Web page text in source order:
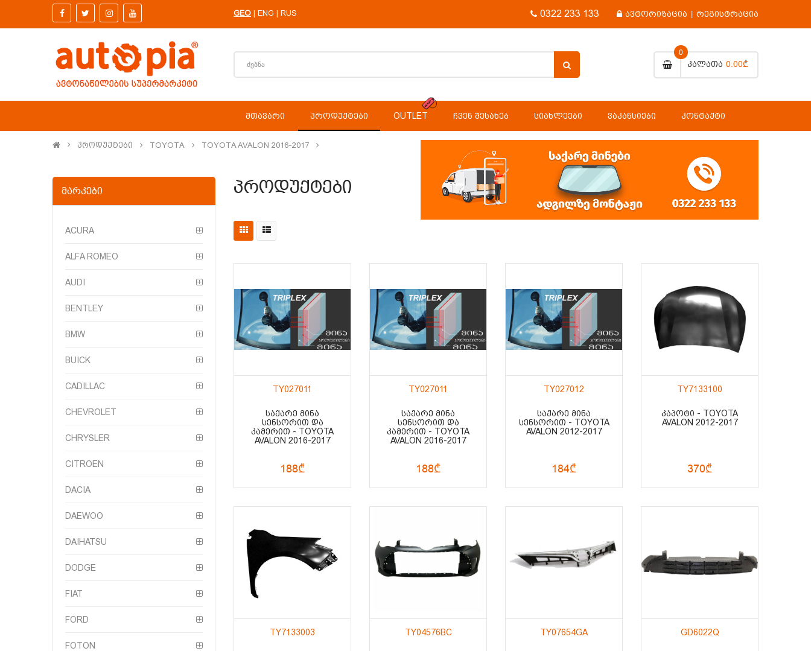
GEO | ENG | RUS 0322 233 133 ავტორიზაცია | რეგისტრაცია
Კალათა
0
0.00₾
ᲛᲗᲐᲕᲐᲠᲘ ᲞᲠᲝᲓᲣᲥᲢᲔᲑᲘ OUTLET ᲩᲕᲔᲜ ᲨᲔᲡᲐᲮᲔᲑ ᲡᲘᲐᲮᲚᲔᲔᲑᲘ ᲕᲐᲙᲐᲜᲡᲘᲔᲑᲘ ᲙᲝᲜᲢᲐᲥᲢᲘ
Პროდუქტები TOYOTA TOYOTA AVALON 2016-2017
ᲛᲐᲠᲙᲔᲑᲘ
ACURA
ALFA ROMEO
AUDI
BENTLEY
BMW
BUICK
CADILLAC
CHEVROLET
CHRYSLER
CITROEN
DACIA
DAEWOO
DAIHATSU
DODGE
FIAT
FORD
FOTON
Პროდუქტები
TY027011
ᲡᲐᲥᲐᲠᲔ ᲛᲘᲜᲐ
ᲡᲔᲜᲡᲝᲠᲘᲗ ᲓᲐ
ᲙᲐᲛᲔᲠᲘᲗ - TOYOTA
AVALON 2016-2017
188₾
TY027011
ᲡᲐᲥᲐᲠᲔ ᲛᲘᲜᲐ
ᲡᲔᲜᲡᲝᲠᲘᲗ ᲓᲐ
ᲙᲐᲛᲔᲠᲘᲗ - TOYOTA
AVALON 2016-2017
188₾
TY027012
ᲡᲐᲥᲐᲠᲔ ᲛᲘᲜᲐ
ᲡᲔᲜᲡᲝᲠᲘᲗ - TOYOTA
AVALON 2012-2017
184₾
TY7133100
ᲙᲐᲞᲝᲢᲘ - TOYOTA
AVALON 2012-2017
370₾
TY7133003 TY04576BC TY07654GA GD6022Q